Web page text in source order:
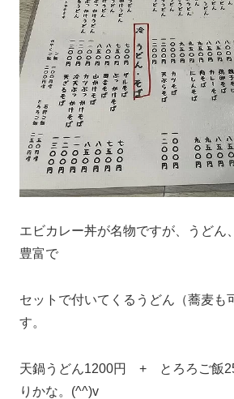
エビカレー丼が名物ですが、うどん
豊富で
セットで付いてくるうどん（蕎麦も
す。
天鍋うどん1200円 + とろろご飯
りかな。(^^)v